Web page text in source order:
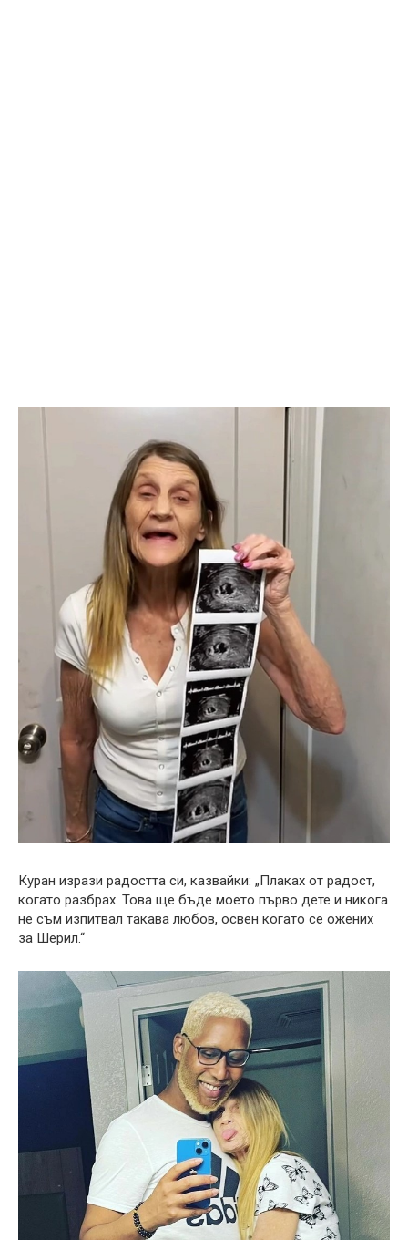
Куран изрази радостта си, казвайки: „Плаках от радост,
когато разбрах. Това ще бъде моето първо дете и никога
не съм изпитвал такава любов, освен когато се ожених
за Шерил.“